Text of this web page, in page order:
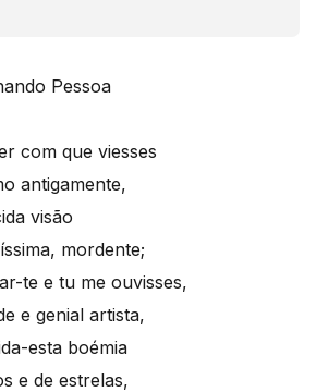
Pessoa
com que viesses
antigamente,
visão
mordente;
te e tu me ouvisses,
e genial artista,
esta boémia
e de estrelas,